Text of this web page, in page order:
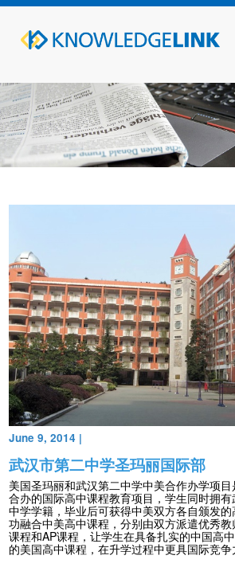
June 9, 2014 |
武汉市第二中学圣玛丽国际部
美国圣玛丽和武汉第二中学中美合作办学项
合办的国际高中课程教育项目，学生同时拥
中学学籍，毕业后可获得中美双方各自颁发
功融合中美高中课程，分别由双方派遣优秀
课程和AP课程，让学生在具备扎实的中国高
的美国高中课程，在升学过程中更具国际竞争